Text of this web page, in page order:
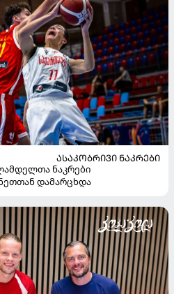
ᲐᲡᲐᲙᲝᲑᲠᲘᲕᲘ ᲜᲐᲙᲠᲔᲑᲘ
ნაკრები
დამარცხდა